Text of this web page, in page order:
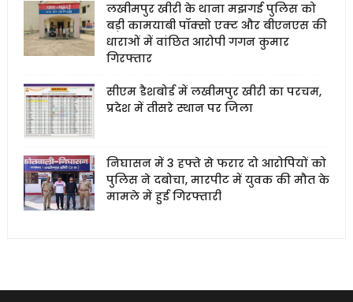
लखीमपुर खीरी के थाना मझगई पुलिस को
बड़ी कामयाबी पॉक्सो एक्ट और बीएनएस की
धाराओं में वांछित आरोपी गगन कुमार
गिरफ्तार
सीएम डैशबोर्ड में लखीमपुर खीरी का परचम,
प्रदेश में तीसरे स्थान पर जिला
निघासन में 3 हफ्ते से फरार दो आरोपियों को
पुलिस ने दबोचा, मारपीट में युवक की मौत के
मामले में हुई गिरफ्तारी